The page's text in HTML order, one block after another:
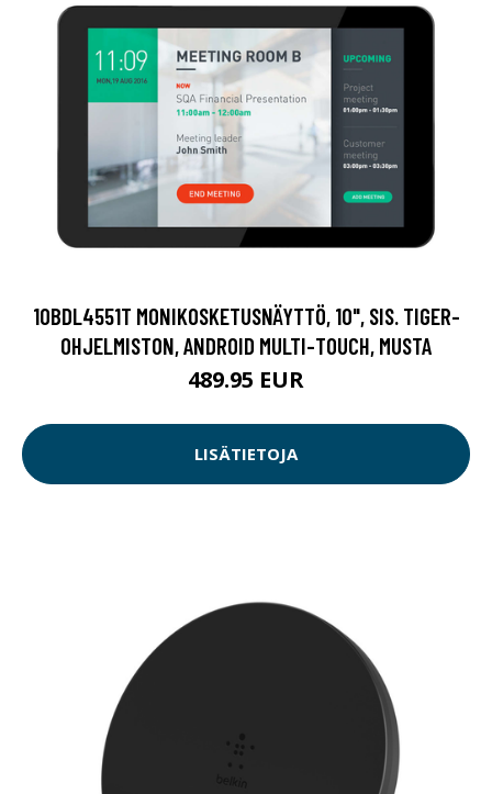
10BDL4551T MONIKOSKETUSNÄYTTÖ, 10", SIS. TIGER-
OHJELMISTON, ANDROID MULTI-TOUCH, MUSTA
489.95 EUR
LISÄTIETOJA